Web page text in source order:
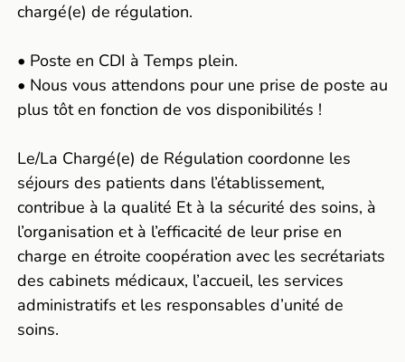
chargé(e) de régulation.
• Poste en CDI à Temps plein.
• Nous vous attendons pour une prise de poste au
plus tôt en fonction de vos disponibilités !
Le/La Chargé(e) de Régulation coordonne les
séjours des patients dans l’établissement,
contribue à la qualité Et à la sécurité des soins, à
l’organisation et à l’efficacité de leur prise en
charge en étroite coopération avec les secrétariats
des cabinets médicaux, l’accueil, les services
administratifs et les responsables d’unité de
soins.